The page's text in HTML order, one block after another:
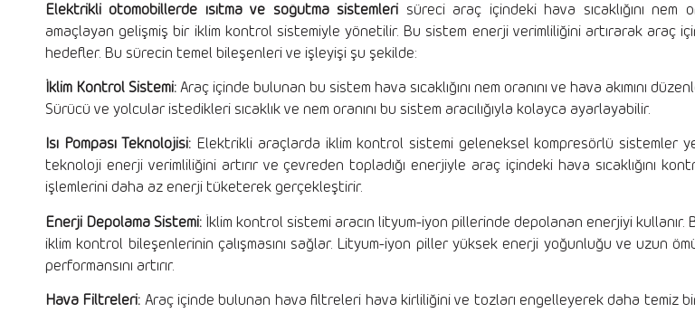
Elektrikli otomobillerde ısıtma ve soğutma sistemleri süreci araç içindeki hava sıcaklığını nem
amaçlayan gelişmiş bir iklim kontrol sistemiyle yönetilir. Bu sistem enerji verimliliğini artırarak araç
hedefler. Bu sürecin temel bileşenleri ve işleyişi şu şekilde:
İklim Kontrol Sistemi:Araç içinde bulunan bu sistem hava sıcaklığını nem oranını ve hava akımını
Sürücü ve yolcular istedikleri sıcaklık ve nem oranını bu sistem aracılığıyla kolayca ayarlayabilir.
Isı Pompası Teknolojisi: Elektrikli araçlarda iklim kontrol sistemi geleneksel kompresörlü sistemler
teknoloji enerji verimliliğini artırır ve çevreden topladığı enerjiyle araç içindeki hava sıcaklığını
işlemlerini daha az enerji tüketerek gerçekleştirir.
Enerji Depolama Sistemi: İklim kontrol sistemi aracın lityum-iyon pillerinde depolanan enerjiyi kullanır.
iklim kontrol bileşenlerinin çalışmasını sağlar. Lityum-iyon piller yüksek enerji yoğunluğu ve uzun
performansını artırır.
Hava Filtreleri: Araç içinde bulunan hava filtreleri hava kirliliğini ve tozları engelleyerek daha temiz